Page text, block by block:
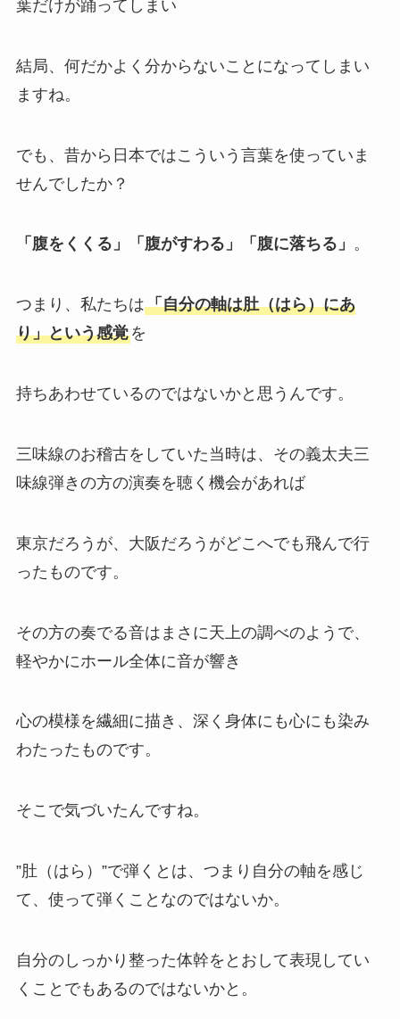
葉だけが踊ってしまい
結局、何だかよく分からないことになってしまい
ますね。
でも、昔から日本ではこういう言葉を使っていま
せんでしたか？
「腹をくくる」「腹がすわる」「腹に落ちる」 。
つまり、私たちは「自分の軸は肚（はら）にあ
り」という感覚を
持ちあわせているのではないかと思うんです。
三味線のお稽古をしていた当時は、その義太夫三
味線弾きの方の演奏を聴く機会があれば
東京だろうが、大阪だろうがどこへでも飛んで行
ったものです。
その方の奏でる音はまさに天上の調べのようで、
軽やかにホール全体に音が響き
心の模様を繊細に描き、深く身体にも心にも染み
わたったものです。
そこで気づいたんですね。
”肚（はら）”で弾くとは、つまり自分の軸を感じ
て、使って弾くことなのではないか。
自分のしっかり整った体幹をとおして表現してい
くことでもあるのではないかと。